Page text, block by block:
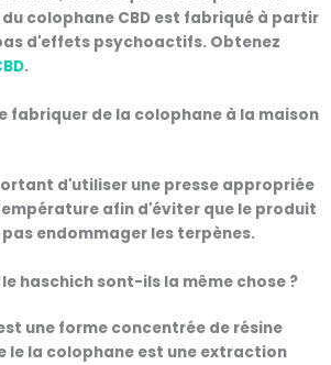
colophane CBD est fabriqué à partir
d'effets psychoactifs. Obtenez
.
fabriquer de la colophane à la maison
d'utiliser une presse appropriée
afin d'éviter que le produit
pas endommager les terpènes.
haschich sont-ils la même chose ?
une forme concentrée de résine
le la colophane est une extraction